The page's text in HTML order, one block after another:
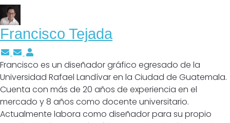
Francisco Tejada
Suscríbete a las actualizaciones del autor
Cancelar suscripción a actualizaciones del autor
Francisco es un diseñador gráfico egresado de la
Universidad Rafael Landívar en la Ciudad de Guatemala.
Cuenta con más de 20 años de experiencia en el
mercado y 8 años como docente universitario.
Actualmente labora como diseñador para su propio